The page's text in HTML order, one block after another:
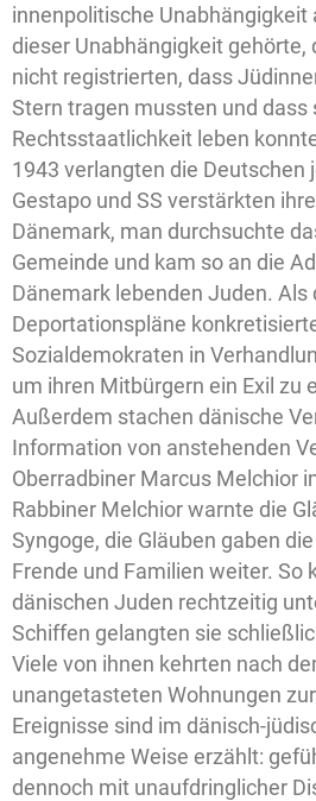
innenpolitische Unabhängigkeit
dieser Unabhängigkeit gehörte,
nicht registrierten, dass
Stern tragen mussten und dass
Rechtsstaatlichkeit leben
1943 verlangten die Deutschen
Gestapo und SS verstärkten
Dänemark, man durchsuchte
Gemeinde und kam so an die
Dänemark lebenden Juden. Als
Deportationspläne
Sozialdemokraten in
um ihren Mitbürgern ein Exil zu
Außerdem stachen dänische
Information von anstehenden
Oberradbiner Marcus Melchior
Rabbiner Melchior warnte die
Syngoge, die Gläuben gaben
Frende und Familien weiter. So
dänischen Juden rechtzeitig
Schiffen gelangten sie
Viele von ihnen kehrten nach
unangetasteten Wohnungen
Ereignisse sind im dänisch-
angenehme Weise erzählt:
dennoch mit unaufdringlicher